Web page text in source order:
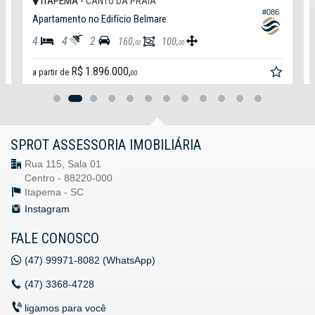
#086
Apartamento no Edifício Belmare
4 4 2 160,00 100,00
a partir de R$ 1.896.000,00
SPROT ASSESSORIA IMOBILIÁRIA
Rua 115, Sala 01
Centro - 88220-000
Itapema - SC
Instagram
FALE CONOSCO
(47) 99971-8082 (WhatsApp)
(47) 3368-4728
ligamos para você